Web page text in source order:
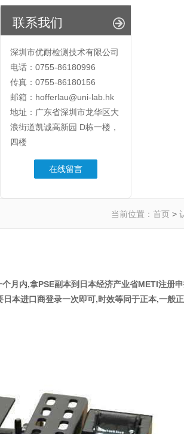
联系我们
深圳市优耐检测技术有限公司
电话：0755-86180996
传真：0755-86180156
邮箱：hofferlau@uni-lab.hk
地址：广东省深圳市龙华区大
浪街道凯诚高新园 D栋一楼，
四楼
在线留言
当前位置： 首页 >
月内,拿PSE副本到日本经济产业省METI注册
本进口商登录一次即可,时效等同于正本,一般